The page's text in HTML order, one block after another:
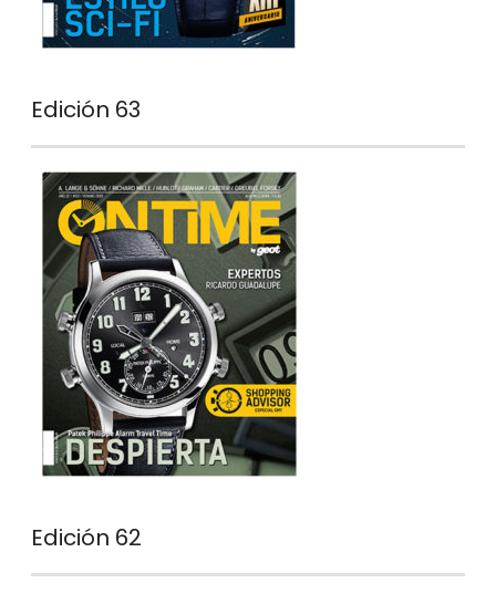
Edición 63
Edición 62